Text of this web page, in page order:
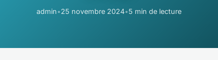
admin•25 novembre 2024•5 min de lecture